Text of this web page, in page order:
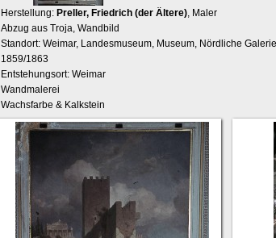
Herstellung: Preller, Friedrich (der Ältere), Maler
Abzug aus Troja, Wandbild
Standort: Weimar, Landesmuseum, Museum, Nördliche
1859/1863
Entstehungsort: Weimar
Wandmalerei
Wachsfarbe & Kalkstein